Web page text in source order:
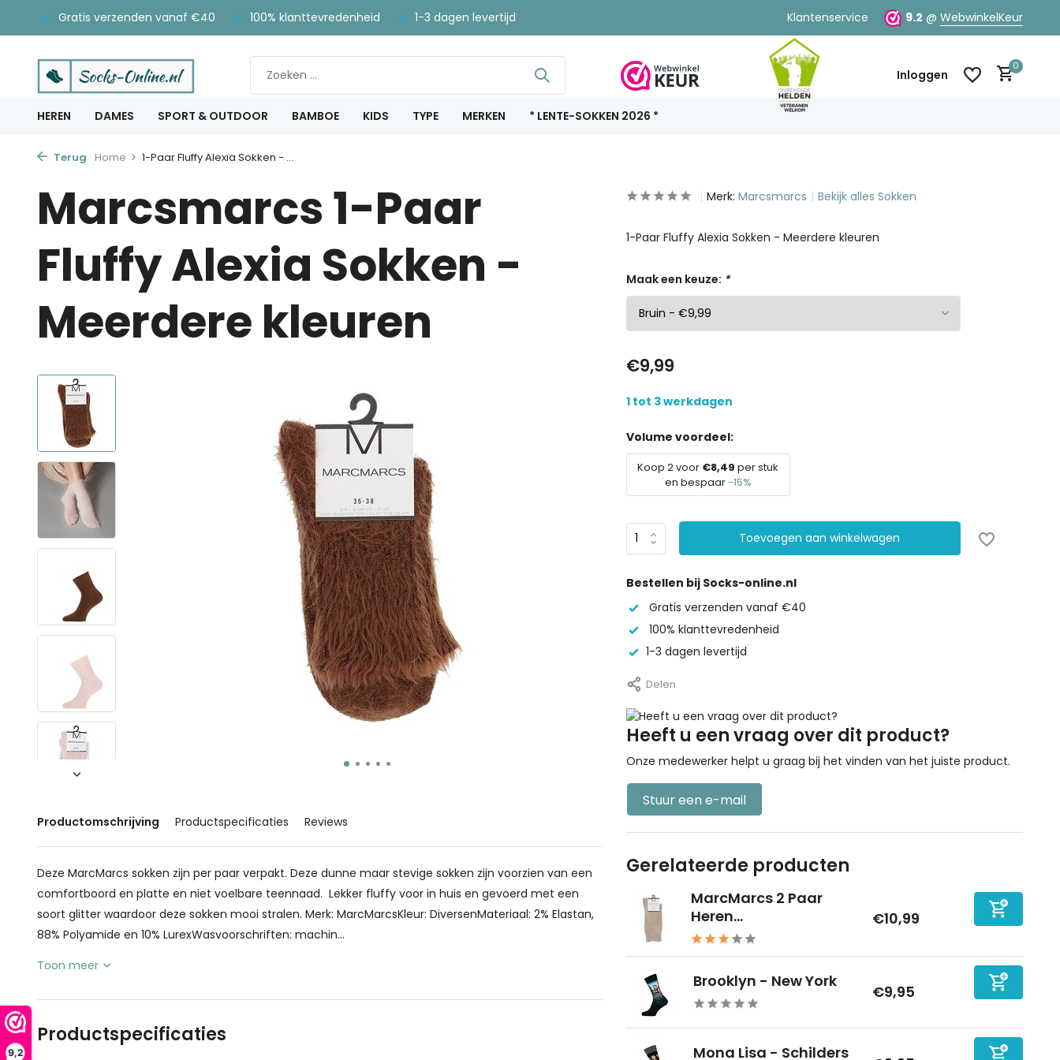
9,2
Gratis verzenden vanaf €40 100% klanttevredenheid 1-3 dagen levertijd Klantenservice 9.2 @ WebwinkelKeur
Inloggen
0
HEREN DAMES SPORT & OUTDOOR BAMBOE KIDS TYPE MERKEN * LENTE-SOKKEN 2026 *
Terug Home 1-Paar Fluffy Alexia Sokken - ...
Marcsmarcs 1-Paar
Fluffy Alexia Sokken -
Meerdere kleuren
Productomschrijving Productspecificaties Reviews
Deze MarcMarcs sokken zijn per paar verpakt. Deze dunne maar stevige sokken zijn voorzien van een
comfortboord en platte en niet voelbare teennaad. Lekker fluffy voor in huis en gevoerd met een
soort glitter waardoor deze sokken mooi stralen. Merk: MarcMarcsKleur: DiversenMateriaal: 2% Elastan,
88% Polyamide en 10% LurexWasvoorschriften: machin...
Toon meer
Productspecificaties
Merk: Marcsmarcs Bekijk alles Sokken
1-Paar Fluffy Alexia Sokken - Meerdere kleuren
Maak een keuze: *
€9,99
1 tot 3 werkdagen
Volume voordeel:
Koop 2 voor €8,49 per stuk
en bespaar-15%
Toevoegen aan winkelwagen
Bestellen bij Socks-online.nl
Gratis verzenden vanaf €40
100% klanttevredenheid
1-3 dagen levertijd
Delen
Heeft u een vraag over dit product?
Onze medewerker helpt u graag bij het vinden van het juiste product.
Stuur een e-mail
Gerelateerde producten
MarcMarcs 2 Paar
Heren...
€10,99
Brooklyn - New York
€9,95
Mona Lisa - Schilders